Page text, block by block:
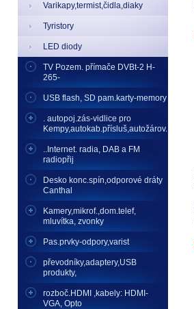
Varikapy,termist,čidla,diaky
Tyristory
LED diody
TV Pozem. přímače DVBt-2 H-
265-
USB flash, SD pam.karty-memory
. autopoj.zás-vidlice pro
Kempy,autokab.přísluš,autožárov.
..Internet. radia, DAB a FM
radiopřij
Desko konc.spín,odporové dráty
Canthal
Kamery,mikrof.,dom.telef,
mluvítka, zvonky
Pas.prvky-odpory,varist
převodníky,adaptery,USB
produkty,
rozboč.HDMI ,kabely: HDMI-
VGA, Opto